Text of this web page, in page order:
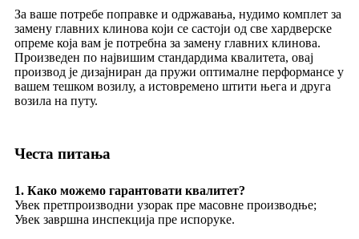
За ваше потребе поправке и одржавања, нудимо комплет за
замену главних клинова који се састоји од све хардверске
опреме која вам је потребна за замену главних клинова.
Произведен по највишим стандардима квалитета, овај
производ је дизајниран да пружи оптималне перформансе у
вашем тешком возилу, а истовремено штити њега и друга
возила на путу.
Честа питања
1. Како можемо гарантовати квалитет?
Увек претпроизводни узорак пре масовне производње;
Увек завршна инспекција пре испоруке.